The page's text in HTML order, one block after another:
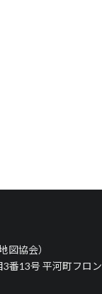
図協会）
番13号 平河町フロ